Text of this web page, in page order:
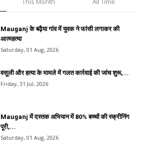
Mauganj के बढ़ैया गांव में युवक ने फांसी लगाकर की
आत्महत्या
Saturday, 01 Aug, 2026
वसूली और हत्या के मामले में गलत कार्रवाई की जांच शुरू,...
Friday, 31 Jul, 2026
Mauganj में दस्तक अभियान में 80% बच्चों की स्क्रीनिंग
पूरी,...
Saturday, 01 Aug, 2026